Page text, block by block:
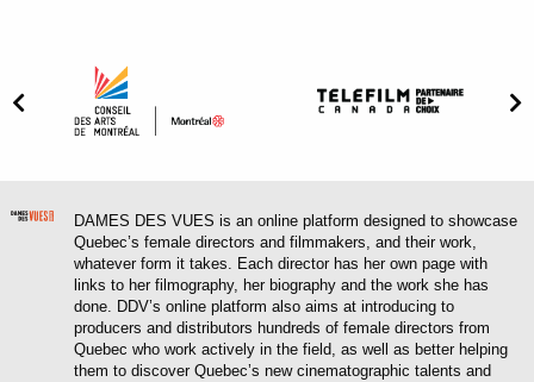
DAMES DES VUES is an online platform designed to showcase
Quebec’s female directors and filmmakers, and their work,
whatever form it takes. Each director has her own page with
links to her filmography, her biography and the work she has
done. DDV’s online platform also aims at introducing to
producers and distributors hundreds of female directors from
Quebec who work actively in the field, as well as better helping
them to discover Quebec’s new cinematographic talents and